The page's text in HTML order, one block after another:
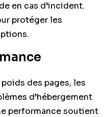
en cas d’incident.
protéger les
des pages, les
d’hébergement
performance soutient